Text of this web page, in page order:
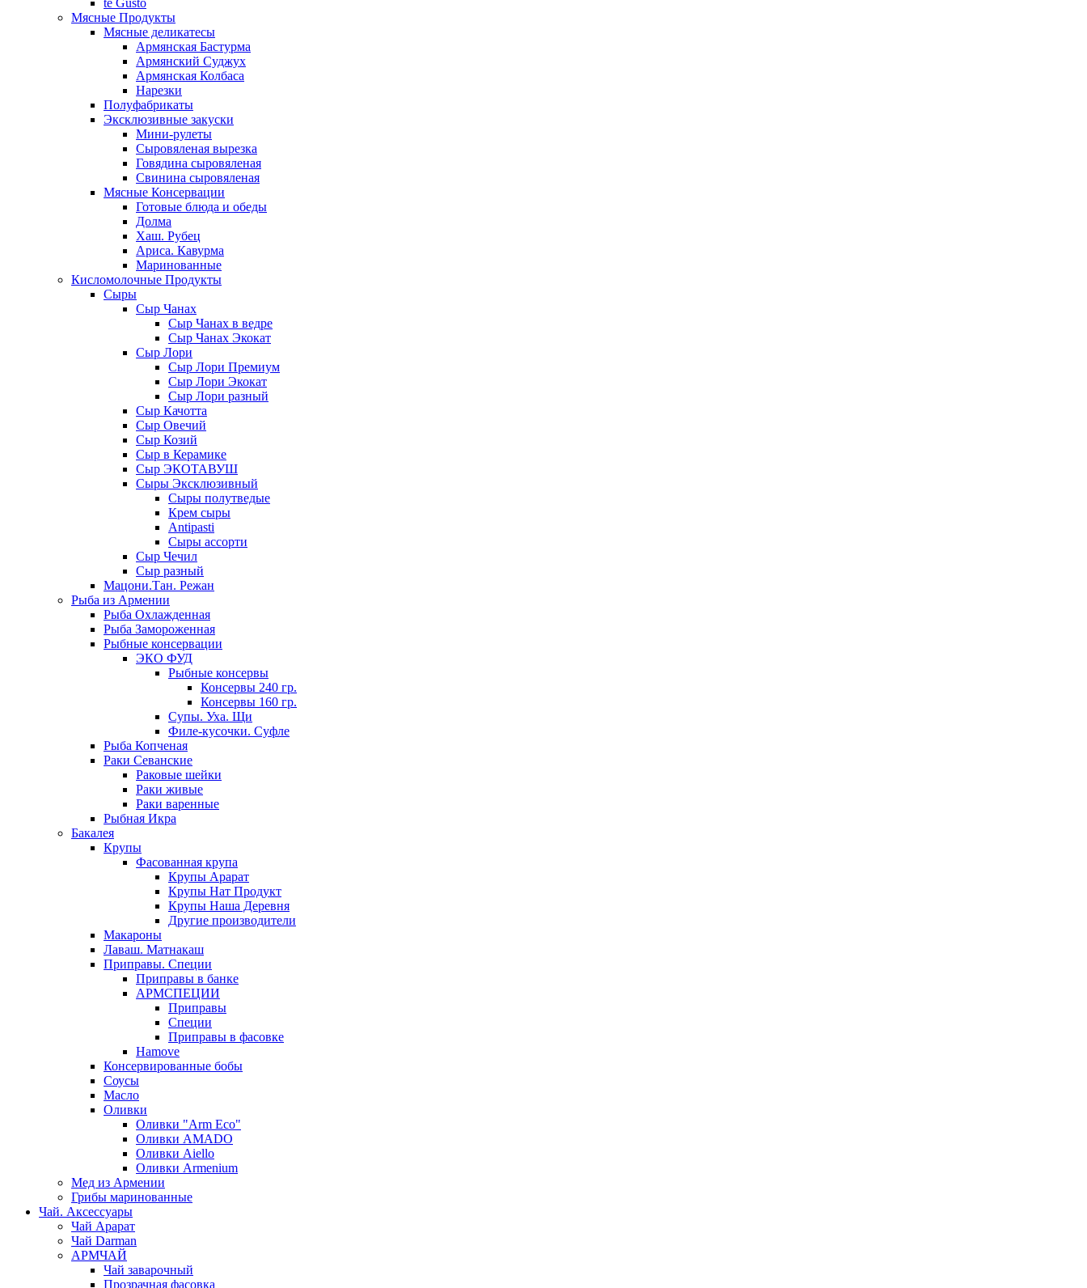
te Gusto
Мясные Продукты
Мясные деликатесы
Армянская Бастурма
Армянский Суджух
Армянская Колбаса
Нарезки
Полуфабрикаты
Эксклюзивные закуски
Мини-рулеты
Сыровяленая вырезка
Говядина сыровяленая
Свинина сыровяленая
Мясные Консервации
Готовые блюда и обеды
Долма
Хаш. Рубец
Ариса. Кавурма
Маринованные
Кисломолочные Продукты
Сыры
Сыр Чанах
Сыр Чанах в ведре
Сыр Чанах Экокат
Сыр Лори
Сыр Лори Премиум
Сыр Лори Экокат
Сыр Лори разный
Сыр Качотта
Сыр Овечий
Сыр Козий
Сыр в Керамике
Сыр ЭКОТАВУШ
Сыры Эксклюзивный
Сыры полутведые
Крем сыры
Antipasti
Сыры ассорти
Сыр Чечил
Сыр разный
Мацони.Тан. Режан
Рыба из Армении
Рыба Охлажденная
Рыба Замороженная
Рыбные консервации
ЭКО ФУД
Рыбные консервы
Консервы 240 гр.
Консервы 160 гр.
Супы. Уха. Щи
Филе-кусочки. Суфле
Рыба Копченая
Раки Севанские
Раковые шейки
Раки живые
Раки варенные
Рыбная Икра
Бакалея
Крупы
Фасованная крупа
Крупы Арарат
Крупы Нат Продукт
Крупы Наша Деревня
Другие производители
Макароны
Лаваш. Матнакаш
Приправы. Специи
Приправы в банке
АРМСПЕЦИИ
Приправы
Специи
Приправы в фасовке
Hamove
Консервированные бобы
Соусы
Масло
Оливки
Оливки "Arm Eco"
Оливки AMADO
Оливки Aiello
Оливки Armenium
Мед из Армении
Грибы маринованные
Чай. Аксессуары
Чай Арарат
Чай Darman
АРМЧАЙ
Чай заварочный
Прозрачная фасовка